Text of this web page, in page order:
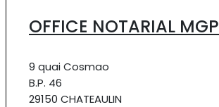
OFFICE NOTARIAL MGP
9 quai Cosmao
B.P. 46
29150 CHATEAULIN